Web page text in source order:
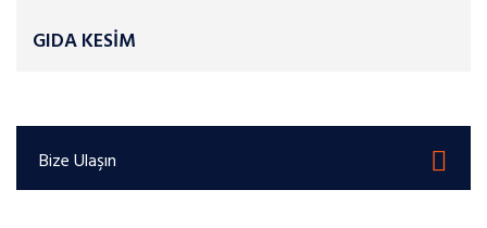
GIDA KESİM
Bize Ulaşın